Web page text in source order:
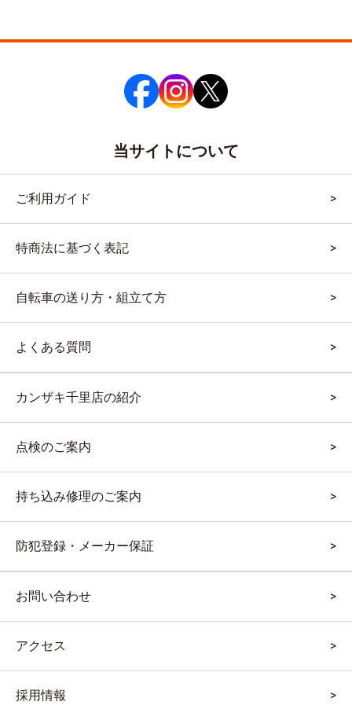
当サイトについて
ご利用ガイド
特商法に基づく表記
自転車の送り方・組立て方
よくある質問
カンザキ千里店の紹介
点検のご案内
持ち込み修理のご案内
防犯登録・メーカー保証
お問い合わせ
アクセス
採用情報